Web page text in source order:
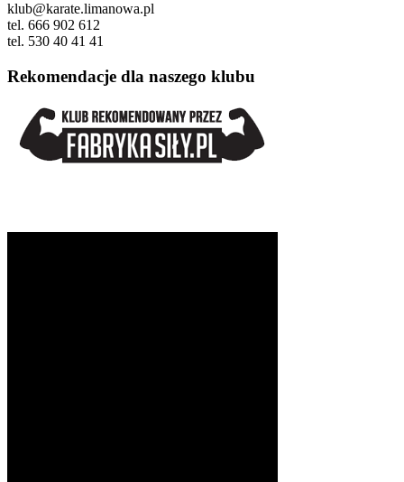
klub@karate.limanowa.pl
tel. 666 902 612
tel. 530 40 41 41
Rekomendacje dla naszego klubu